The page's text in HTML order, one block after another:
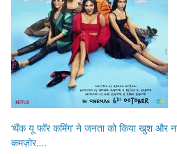
‘थैंक यू फॉर कमिंग’ ने जनता को किया खुश और
कमज़ोर….